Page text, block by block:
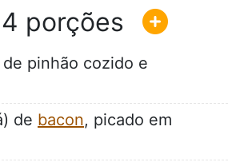
4
pinhão cozido e
de bacon, picado em